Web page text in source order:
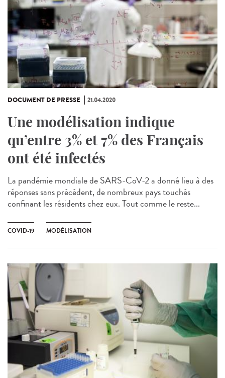
DOCUMENT DE PRESSE 21.04.2020
Une modélisation indique
qu’entre 3% et 7% des Français
ont été infectés
La pandémie mondiale de SARS-CoV-2 a donné lieu à des
réponses sans précédent, de nombreux pays touchés
confinant les résidents chez eux. Tout comme le reste...
COVID-19 MODÉLISATION